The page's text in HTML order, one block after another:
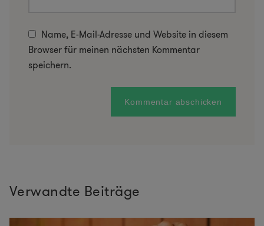
Name, E-Mail-Adresse und Website in diesem
Browser für meinen nächsten Kommentar
speichern.
Verwandte Beiträge